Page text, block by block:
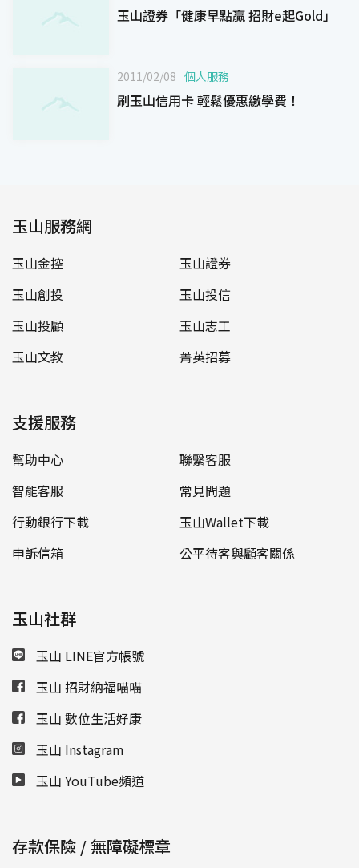
玉山證券「健康早點贏 招財e起Gold」
2011/02/08 個人服務
刷玉山信用卡 輕鬆優惠繳學費！
玉山服務網
玉山金控
玉山證券
玉山創投
玉山投信
玉山投顧
玉山志工
玉山文教
菁英招募
支援服務
幫助中心
聯繫客服
智能客服
常見問題
行動銀行下載
玉山Wallet下載
申訴信箱
公平待客與顧客關係
玉山社群
玉山 LINE官方帳號
玉山 招財納福喵喵
玉山 數位生活好康
玉山 Instagram
玉山 YouTube頻道
存款保險 / 無障礙標章